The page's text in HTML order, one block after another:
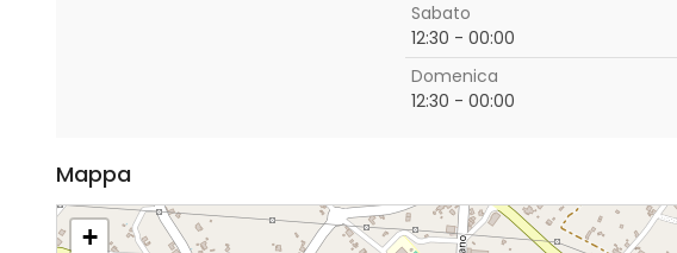
Sabato
12:30 - 00:00
Domenica
12:30 - 00:00
Mappa
+